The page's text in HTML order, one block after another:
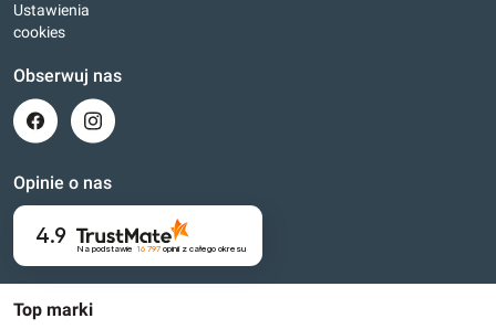
Top marki
Ustawienia
cookies
Obserwuj nas
Opinie o nas
4.9
Na podstawie 16 797opinii z całego okresu